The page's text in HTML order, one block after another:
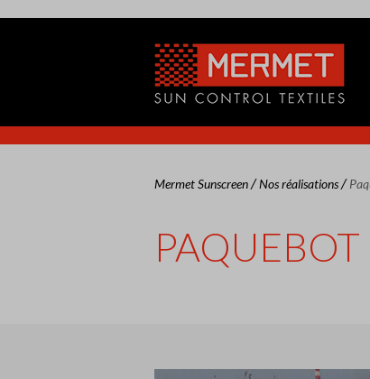
Mermet Sunscreen/Nos réalisations/